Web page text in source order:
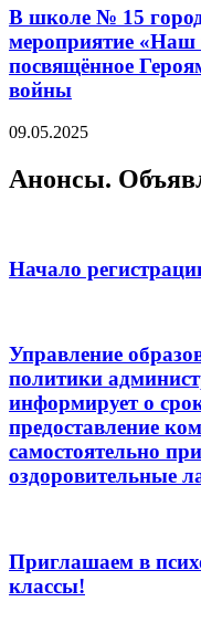
В школе № 15
мероприятие
посвящённое
войны
09.05.2025
Анонсы.
Начало
Управление
политики
информирует о
предоставление
самостоятельно
оздоровительные
Приглашаем в
классы!